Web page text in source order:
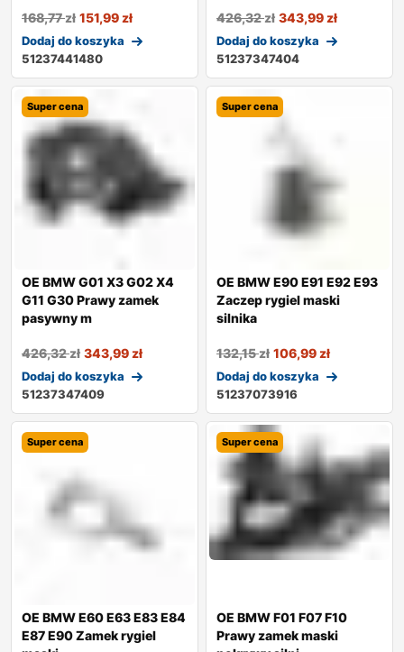
168,77zł 151,99zł
Dodaj do koszyka
51237441480
426,32zł 343,99zł
Dodaj do koszyka
51237347404
Super cena
OE BMW G01 X3 G02 X4
G11 G30 Prawy zamek
pasywny m
426,32zł 343,99zł
Dodaj do koszyka
51237347409
Super cena
OE BMW E90 E91 E92 E93
Zaczep rygiel maski
silnika
132,15zł 106,99zł
Dodaj do koszyka
51237073916
Super cena
OE BMW E60 E63 E83 E84
E87 E90 Zamek rygiel
Super cena
OE BMW F01 F07 F10
Prawy zamek maski